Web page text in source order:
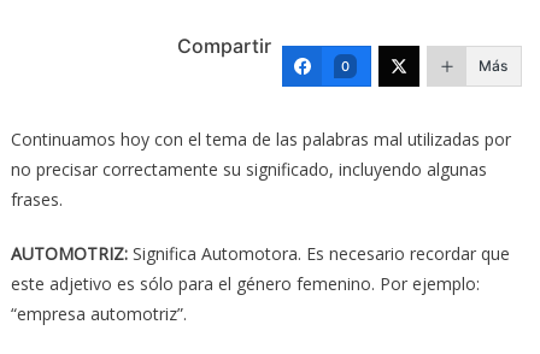
Compartir
0 Más
Continuamos hoy con el tema de las palabras mal utilizadas por
no precisar correctamente su significado, incluyendo algunas
frases.
AUTOMOTRIZ:Significa Automotora. Es necesario recordar que
este adjetivo es sólo para el género femenino. Por ejemplo:
“empresa automotriz”.